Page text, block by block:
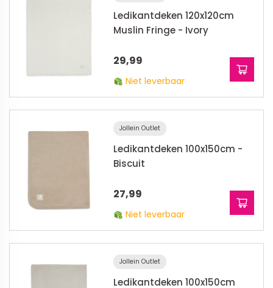
Ledikantdeken 120x120cm
Muslin Fringe - Ivory
29,99
Niet leverbaar
Jollein Outlet
Ledikantdeken 100x150cm -
Biscuit
27,99
Niet leverbaar
Jollein Outlet
Ledikantdeken 100x150cm